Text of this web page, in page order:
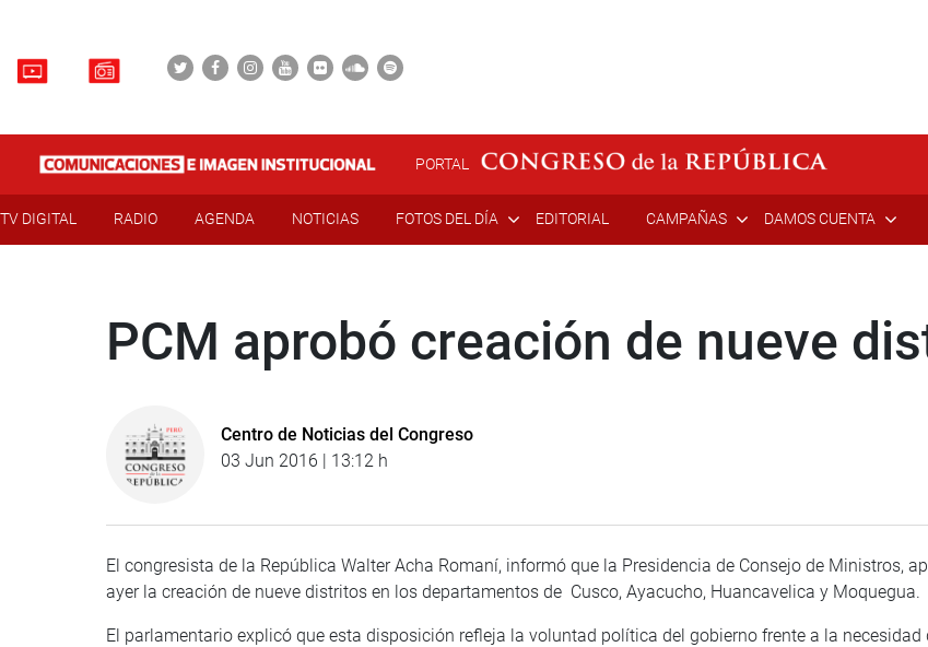
PORTAL
TV DIGITAL RADIO AGENDA NOTICIAS FOTOS DEL DÍA EDITORIAL CAMPAÑAS DAMOS CUENTA
PCM aprobó creación de nueve
Centro de Noticias del Congreso
03 Jun 2016 | 13:12 h
El congresista de la República Walter Acha Romaní, informó que la Presidencia de Consejo de Ministros,
ayer la creación de nueve distritos en los departamentos de Cusco, Ayacucho, Huancavelica y Moquegua.
El parlamentario explicó que esta disposición refleja la voluntad política del gobierno frente a la necesidad